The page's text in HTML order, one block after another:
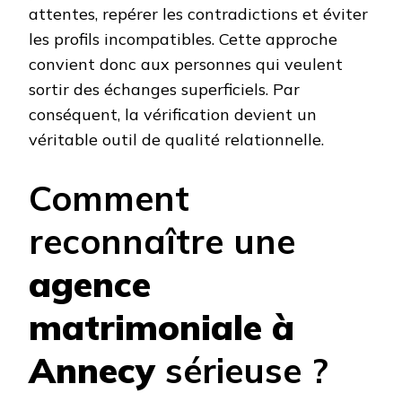
attentes, repérer les contradictions et éviter
les profils incompatibles. Cette approche
convient donc aux personnes qui veulent
sortir des échanges superficiels. Par
conséquent, la vérification devient un
véritable outil de qualité relationnelle.
Comment
reconnaître une
agence
matrimoniale à
Annecysérieuse ?